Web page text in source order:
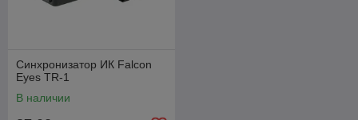
Синхронизатор ИК Falcon
Eyes TR-1
В наличии